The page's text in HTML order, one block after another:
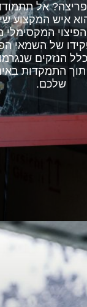
אל
איש המקצוע
של השמאי
הנזקים
התמקדות
שלכם.